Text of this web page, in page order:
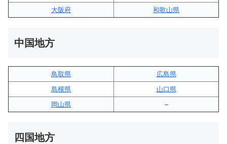
大阪府
和歌山県
中国地方
鳥取県
広島県
島根県
山口県
岡山県
–
四国地方